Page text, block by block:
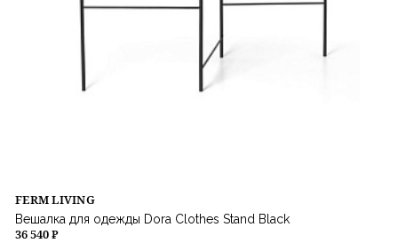
FERM LIVING
Вешалка для одежды Dora Clothes Stand Black
36 540 ₽